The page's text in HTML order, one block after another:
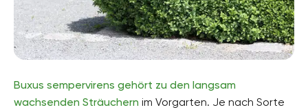
Buxus sempervirens gehört zu den langsam
wachsenden Sträuchern im Vorgarten. Je nach Sorte